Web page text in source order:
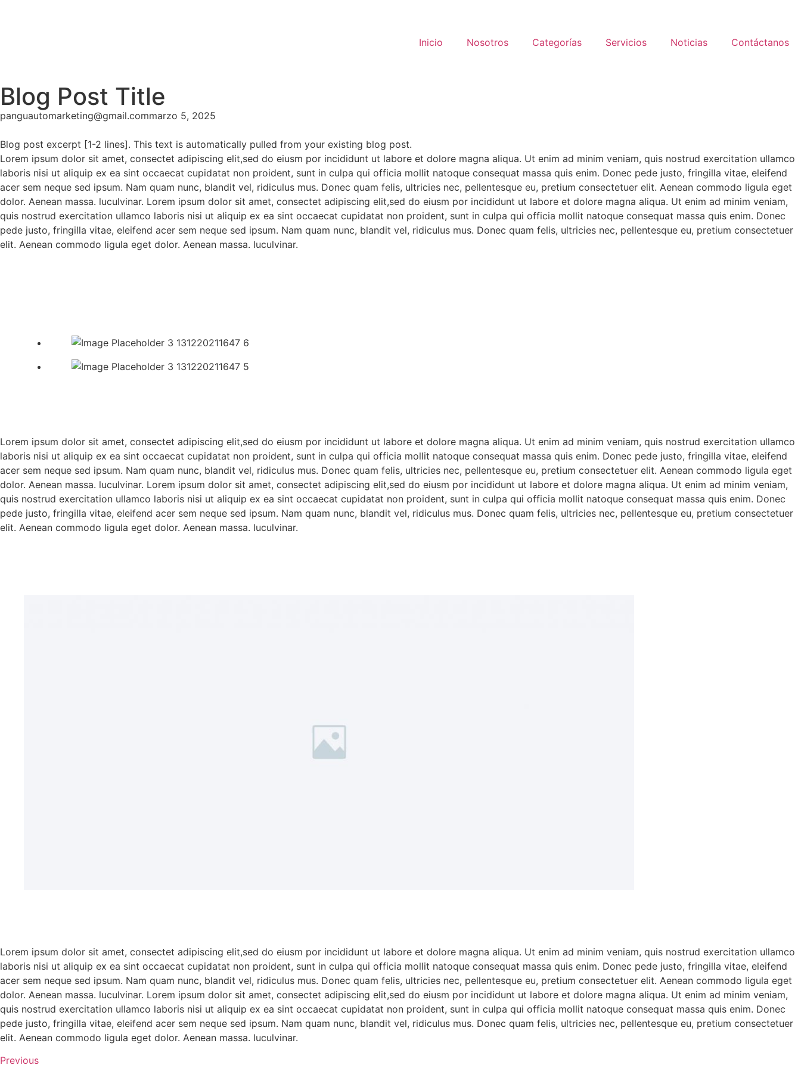
Inicio Nosotros Categorías Servicios Noticias Contáctanos
Blog Post Title
panguautomarketing@gmail.commarzo 5, 2025
Blog post excerpt [1-2 lines]. This text is automatically pulled from your existing blog post.
Lorem ipsum dolor sit amet, consectet adipiscing elit,sed do eiusm por incididunt ut labore et dolore magna aliqua. Ut enim ad minim veniam, quis nostrud exercitation ullamco
laboris nisi ut aliquip ex ea sint occaecat cupidatat non proident, sunt in culpa qui officia mollit natoque consequat massa quis enim. Donec pede justo, fringilla vitae, eleifend
acer sem neque sed ipsum. Nam quam nunc, blandit vel, ridiculus mus. Donec quam felis, ultricies nec, pellentesque eu, pretium consectetuer elit. Aenean commodo ligula eget
dolor. Aenean massa. luculvinar. Lorem ipsum dolor sit amet, consectet adipiscing elit,sed do eiusm por incididunt ut labore et dolore magna aliqua. Ut enim ad minim veniam,
quis nostrud exercitation ullamco laboris nisi ut aliquip ex ea sint occaecat cupidatat non proident, sunt in culpa qui officia mollit natoque consequat massa quis enim. Donec
pede justo, fringilla vitae, eleifend acer sem neque sed ipsum. Nam quam nunc, blandit vel, ridiculus mus. Donec quam felis, ultricies nec, pellentesque eu, pretium consectetuer
elit. Aenean commodo ligula eget dolor. Aenean massa. luculvinar.
Lorem ipsum dolor sit amet, consectet adipiscing elit,sed do eiusm por incididunt ut labore et dolore magna aliqua. Ut enim ad minim veniam, quis nostrud exercitation ullamco
laboris nisi ut aliquip ex ea sint occaecat cupidatat non proident, sunt in culpa qui officia mollit natoque consequat massa quis enim. Donec pede justo, fringilla vitae, eleifend
acer sem neque sed ipsum. Nam quam nunc, blandit vel, ridiculus mus. Donec quam felis, ultricies nec, pellentesque eu, pretium consectetuer elit. Aenean commodo ligula eget
dolor. Aenean massa. luculvinar. Lorem ipsum dolor sit amet, consectet adipiscing elit,sed do eiusm por incididunt ut labore et dolore magna aliqua. Ut enim ad minim veniam,
quis nostrud exercitation ullamco laboris nisi ut aliquip ex ea sint occaecat cupidatat non proident, sunt in culpa qui officia mollit natoque consequat massa quis enim. Donec
pede justo, fringilla vitae, eleifend acer sem neque sed ipsum. Nam quam nunc, blandit vel, ridiculus mus. Donec quam felis, ultricies nec, pellentesque eu, pretium consectetuer
elit. Aenean commodo ligula eget dolor. Aenean massa. luculvinar.
Lorem ipsum dolor sit amet, consectet adipiscing elit,sed do eiusm por incididunt ut labore et dolore magna aliqua. Ut enim ad minim veniam, quis nostrud exercitation ullamco
laboris nisi ut aliquip ex ea sint occaecat cupidatat non proident, sunt in culpa qui officia mollit natoque consequat massa quis enim. Donec pede justo, fringilla vitae, eleifend
acer sem neque sed ipsum. Nam quam nunc, blandit vel, ridiculus mus. Donec quam felis, ultricies nec, pellentesque eu, pretium consectetuer elit. Aenean commodo ligula eget
dolor. Aenean massa. luculvinar. Lorem ipsum dolor sit amet, consectet adipiscing elit,sed do eiusm por incididunt ut labore et dolore magna aliqua. Ut enim ad minim veniam,
quis nostrud exercitation ullamco laboris nisi ut aliquip ex ea sint occaecat cupidatat non proident, sunt in culpa qui officia mollit natoque consequat massa quis enim. Donec
pede justo, fringilla vitae, eleifend acer sem neque sed ipsum. Nam quam nunc, blandit vel, ridiculus mus. Donec quam felis, ultricies nec, pellentesque eu, pretium consectetuer
elit. Aenean commodo ligula eget dolor. Aenean massa. luculvinar.
Previous